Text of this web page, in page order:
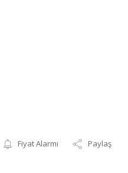
Fiyat Alarmı Paylaş